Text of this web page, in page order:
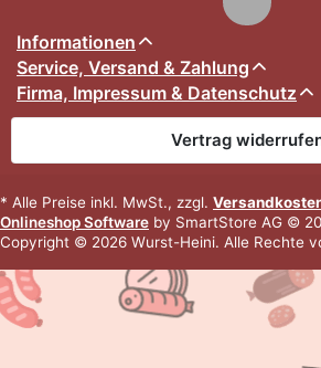
Informationen
Service, Versand & Zahlung
Firma, Impressum & Datenschutz
Vertrag
* Alle Preise inkl. MwSt., zzgl.
Onlineshop Software by SmartStore AG ©
Copyright © 2026 Wurst-Heini. Alle Rechte